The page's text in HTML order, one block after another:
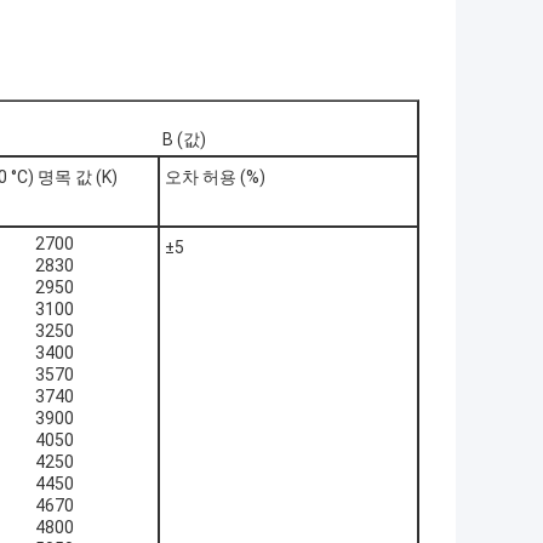
B (값)
°C) 명목 값 (K)
오차 허용 (%)
2700
2830
2950
3100
3250
3400
3570
3740
3900
4050
4250
4450
4670
4800
±5